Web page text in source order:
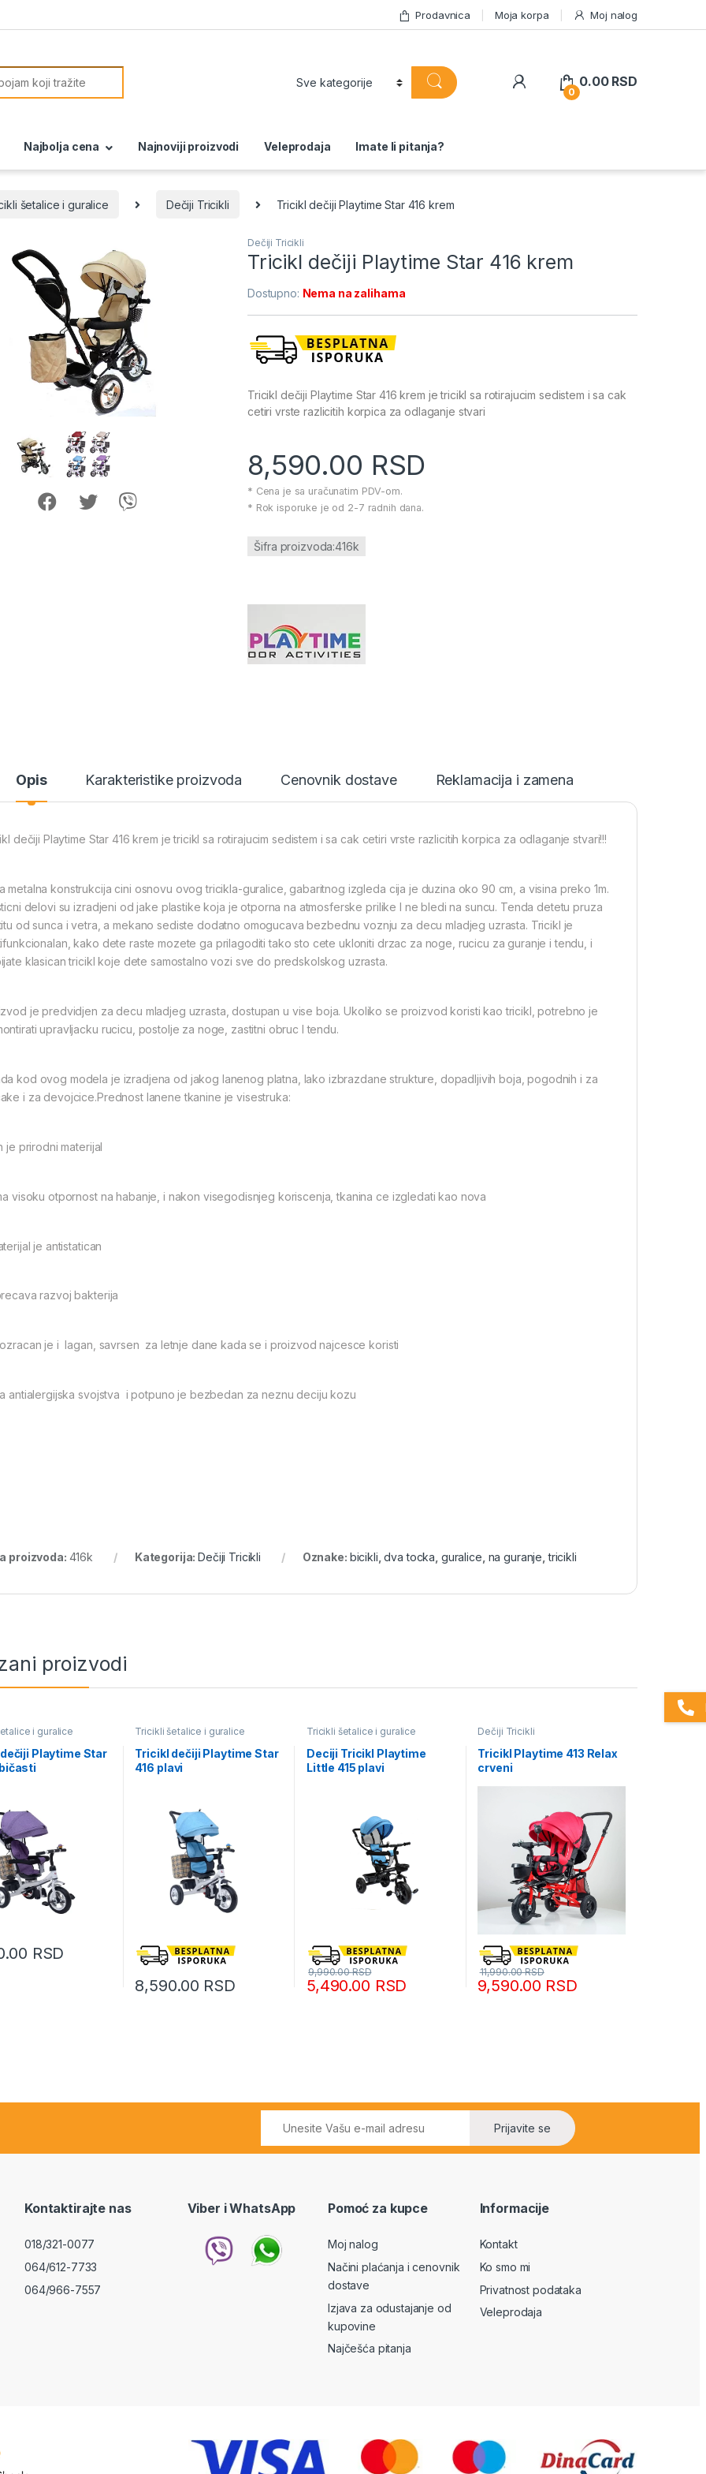
Prodavnica Moja korpa Moj nalog
0
0.00 RSD
Najbolja cena Najnoviji proizvodi Veleprodaja Imate li pitanja?
šetalice i guralice Dečiji Tricikli Tricikl dečiji Playtime Star 416 krem
Dečiji Tricikli
Tricikl dečiji Playtime Star 416 krem
Dostupno: Nema na zalihama
Tricikl dečiji Playtime Star 416 krem je tricikl sa rotirajucim sedistem i sa cak
cetiri vrste razlicitih korpica za odlaganje stvari
8,590.00 RSD
* Cena je sa uračunatim PDV-om.
* Rok isporuke je od 2-7 radnih dana.
Šifra proizvoda:416k
Opis Karakteristike proizvoda Cenovnik dostave Reklamacija i zamena
dečiji Playtime Star 416 krem je tricikl sa rotirajucim sedistem i sa cak cetiri vrste razlicitih korpica za odlaganje stvari!!!
metalna konstrukcija cini osnovu ovog tricikla-guralice, gabaritnog izgleda cija je duzina oko 90 cm, a visina preko 1m.
delovi su izradjeni od jake plastike koja je otporna na atmosferske prilike I ne bledi na suncu. Tenda detetu pruza
od sunca i vetra, a mekano sediste dodatno omogucava bezbednu voznju za decu mladjeg uzrasta. Tricikl je
kako dete raste mozete ga prilagoditi tako sto cete ukloniti drzac za noge, rucicu za guranje i tendu, i
klasican tricikl koje dete samostalno vozi sve do predskolskog uzrasta.
je predvidjen za decu mladjeg uzrasta, dostupan u vise boja. Ukoliko se proizvod koristi kao tricikl, potrebno je
upravljacku rucicu, postolje za noge, zastitni obruc I tendu.
kod ovog modela je izradjena od jakog lanenog platna, lako izbrazdane strukture, dopadljivih boja, pogodnih i za
i za devojcice.Prednost lanene tkanine je visestruka:
je prirodni materijal
visoku otpornost na habanje, i nakon visegodisnjeg koriscenja, tkanina ce izgledati kao nova
je antistatican
razvoj bakterija
je i lagan, savrsen za letnje dane kada se i proizvod najcesce koristi
antialergijska svojstva i potpuno je bezbedan za neznu deciju kozu
proizvoda: 416k Kategorija:Dečiji Tricikli Oznake: bicikli,dva tocka, guralice, na guranje,tricikli
proizvodi
i guralice
Playtime Star
RSD
Tricikli šetalice i guralice
Tricikl dečiji Playtime Star
416 plavi
8,590.00 RSD
Tricikli šetalice i guralice
Deciji Tricikl Playtime
Little 415 plavi
5,490.00 RSD
9,990.00RSD
Dečiji Tricikli
Tricikl Playtime 413 Relax
crveni
9,590.00 RSD
11,990.00RSD
Prijavite se
Kontaktirajte nas
018/321-0077
064/612-7733
064/966-7557
Viber i WhatsApp Pomoć za kupce
Moj nalog
Načini plaćanja i cenovnik
dostave
Izjava za odustajanje od
kupovine
Najčešća pitanja
Informacije
Kontakt
Ko smo mi
Privatnost podataka
Veleprodaja